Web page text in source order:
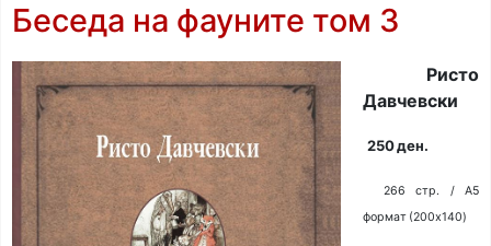
Беседа на фауните том 3
Ристо
Давчевски
250 ден.
266 стр. / A5
формат (200x140)